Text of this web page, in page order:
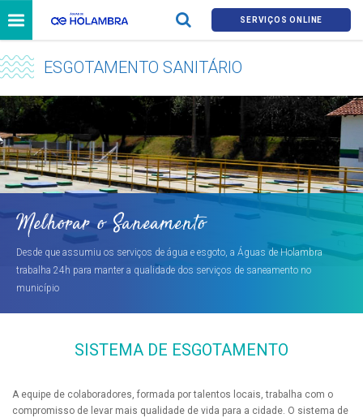
SERVIÇOS ONLINE
ESGOTAMENTO SANITÁRIO
Melhorar o Saneamento
Desde que assumiu os serviços de água e esgoto, a Águas de Holambra
trabalha 24h para manter a qualidade dos serviços de saneamento no
município
SISTEMA DE ESGOTAMENTO
A equipe de colaboradores, formada por talentos locais, trabalha com o
compromisso de levar mais qualidade de vida para a cidade. O sistema de